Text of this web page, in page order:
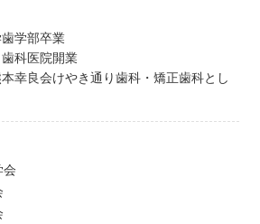
学部卒業
科医院開業
幸良会けやき通り歯科・矯正歯科とし
会